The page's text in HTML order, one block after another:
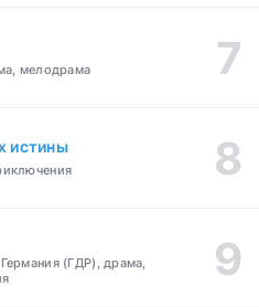
мелодрама
истины
(ГДР), драма,